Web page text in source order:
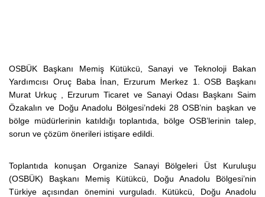
OSBÜK Başkanı Memiş Kütükcü, Sanayi ve Teknoloji Bakan
Yardımcısı Oruç Baba İnan, Erzurum Merkez 1. OSB Başkanı
Murat Urkuç , Erzurum Ticaret ve Sanayi Odası Başkanı Saim
Özakalın ve Doğu Anadolu Bölgesi’ndeki 28 OSB’nin başkan ve
bölge müdürlerinin katıldığı toplantıda, bölge OSB’lerinin talep,
sorun ve çözüm önerileri istişare edildi.
Toplantıda konuşan Organize Sanayi Bölgeleri Üst Kuruluşu
(OSBÜK) Başkanı Memiş Kütükcü, Doğu Anadolu Bölgesi’nin
Türkiye açısından önemini vurguladı. Kütükcü, Doğu Anadolu